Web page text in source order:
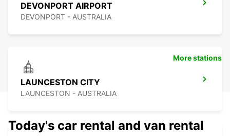
DEVONPORT AIRPORT
DEVONPORT - AUSTRALIA
LAUNCESTON CITY
LAUNCESTON - AUSTRALIA
More stations
Today's car rental and van rental